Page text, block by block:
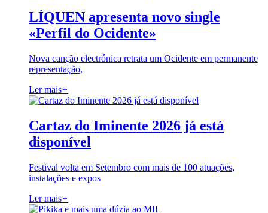
LÍQUEN apresenta novo single
«Perfil do Ocidente»
Nova canção electrónica retrata um Ocidente em permanente
representação,
Ler mais+
Cartaz do Iminente 2026 já está
disponível
Festival volta em Setembro com mais de 100 atuações,
instalações e expos
Ler mais+